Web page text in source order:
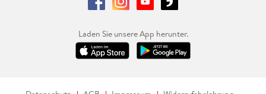
Laden Sie unsere App herunter.